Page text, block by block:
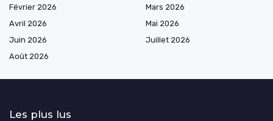
Février 2026
Mars 2026
Avril 2026
Mai 2026
Juin 2026
Juillet 2026
Août 2026
Les plus lus